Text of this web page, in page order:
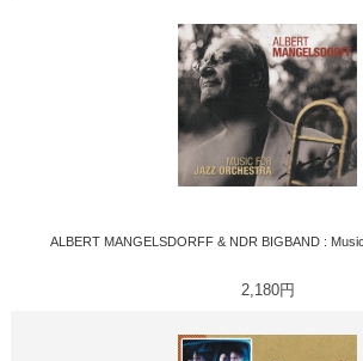
ALBERT MANGELSDORFF & NDR BIGBAND :
2,180円